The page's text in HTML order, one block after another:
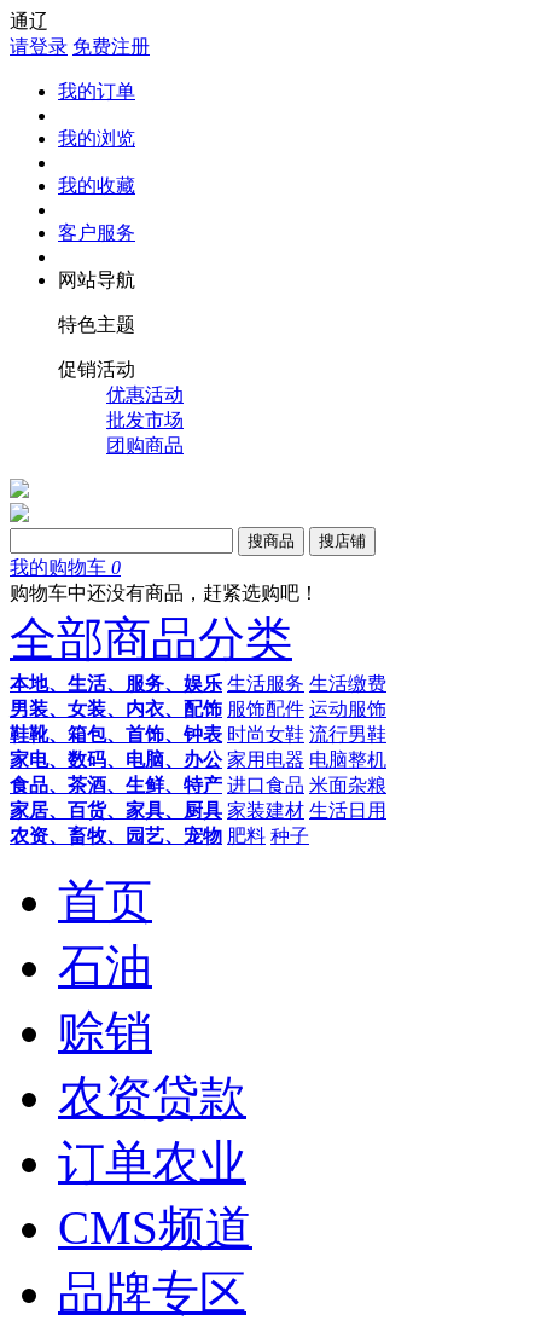
通辽
请登录 免费注册
我的订单
我的浏览
我的收藏
客户服务
网站导航
特色主题
促销活动
优惠活动
批发市场
团购商品
搜商品 搜店铺
我的购物车 0
购物车中还没有商品，赶紧选购吧！
全部商品分类
本地、生活、服务、娱乐 生活服务 生活缴费
男装、女装、内衣、配饰 服饰配件 运动服饰
鞋靴、箱包、首饰、钟表 时尚女鞋 流行男鞋
家电、数码、电脑、办公 家用电器 电脑整机
食品、茶酒、生鲜、特产 进口食品 米面杂粮
家居、百货、家具、厨具 家装建材 生活日用
农资、畜牧、园艺、宠物 肥料 种子
首页
石油
赊销
农资贷款
订单农业
CMS频道
品牌专区